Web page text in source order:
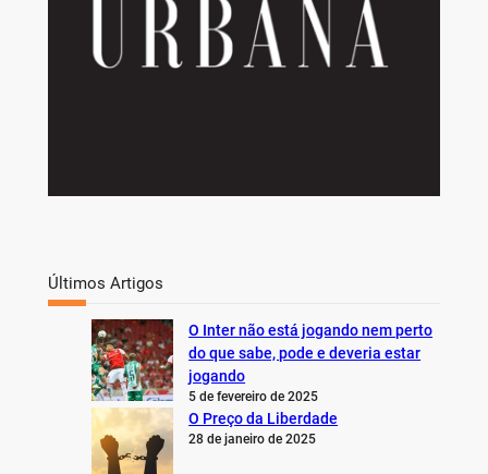
Últimos Artigos
O Inter não está jogando nem perto
do que sabe, pode e deveria estar
jogando
5 de fevereiro de 2025
O Preço da Liberdade
28 de janeiro de 2025